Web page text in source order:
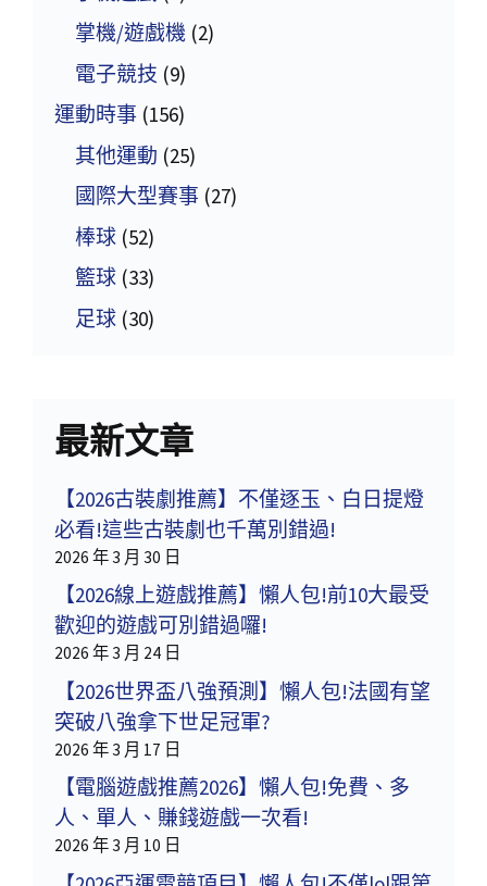
掌機/遊戲機 (2)
電子競技 (9)
運動時事 (156)
其他運動 (25)
國際大型賽事 (27)
棒球 (52)
籃球 (33)
足球 (30)
最新文章
【2026古裝劇推薦】不僅逐玉、白日提燈
必看!這些古裝劇也千萬別錯過!
2026 年 3 月 30 日
【2026線上遊戲推薦】懶人包!前10大最受
歡迎的遊戲可別錯過囉!
2026 年 3 月 24 日
【2026世界盃八強預測】懶人包!法國有望
突破八強拿下世足冠軍?
2026 年 3 月 17 日
【電腦遊戲推薦2026】懶人包!免費、多
人、單人、賺錢遊戲一次看!
2026 年 3 月 10 日